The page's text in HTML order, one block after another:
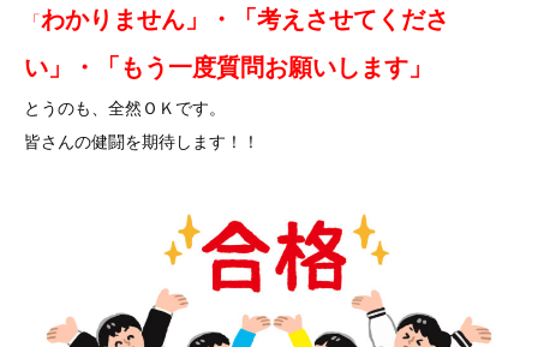
「わかりません」・「考えさせてくださ
い」・「もう一度質問お願いします」
とうのも、全然ＯＫです。
皆さんの健闘を期待します！！